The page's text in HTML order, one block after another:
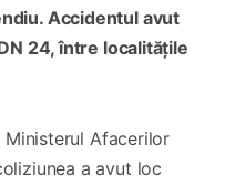
Accidentul avut
24, între localitățile
Afacerilor
a avut loc